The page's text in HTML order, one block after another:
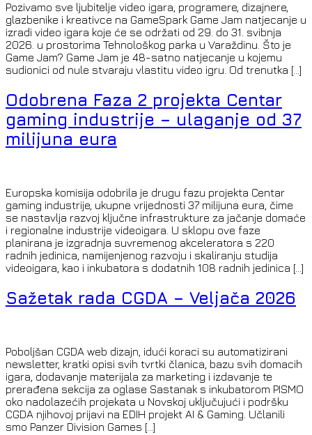
Pozivamo sve ljubitelje video igara, programere, dizajnere,
glazbenike i kreativce na GameSpark Game Jam natjecanje u
izradi video igara koje će se održati od 29. do 31. svibnja
2026. u prostorima Tehnološkog parka u Varaždinu. Što je
Game Jam? Game Jam je 48-satno natjecanje u kojemu
sudionici od nule stvaraju vlastitu video igru. Od trenutka […]
Odobrena Faza 2 projekta Centar
gaming industrije – ulaganje od 37
milijuna eura
Europska komisija odobrila je drugu fazu projekta Centar
gaming industrije, ukupne vrijednosti 37 milijuna eura, čime
se nastavlja razvoj ključne infrastrukture za jačanje domaće
i regionalne industrije videoigara. U sklopu ove faze
planirana je izgradnja suvremenog akceleratora s 220
radnih jedinica, namijenjenog razvoju i skaliranju studija
videoigara, kao i inkubatora s dodatnih 108 radnih jedinica […]
Sažetak rada CGDA – Veljača 2026
Poboljšan CGDA web dizajn, idući koraci su automatizirani
newsletter, kratki opisi svih tvrtki članica, bazu svih domacih
igara, dodavanje materijala za marketing i izdavanje te
prerađena sekcija za oglase Sastanak s inkubatorom PISMO
oko nadolazećih projekata u Novskoj uključujući i podršku
CGDA njihovoj prijavi na EDIH projekt AI & Gaming. Učlanili
smo Panzer Division Games […]